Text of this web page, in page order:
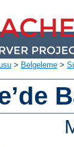
> Belgeleme >